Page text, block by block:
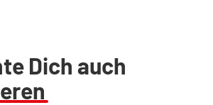
Dich auch